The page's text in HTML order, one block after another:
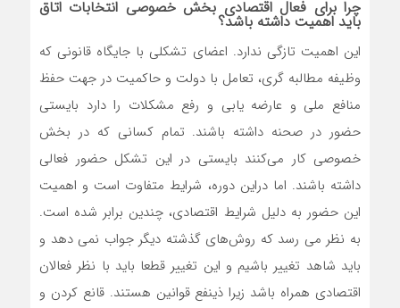
چرا برای فعال اقتصادی بخش خصوصی انتخابات اتاق
باید اهمیت داشته باشد؟
این اهمیت تازگی ندارد. اعضای تشکلی با جایگاه قانونی که
وظیفه مطالبه گری، تعامل با دولت و حاکمیت در جهت حفظ
منافع ملی و عارضه یابی و رفع مشکلات را دارد بایستی
حضور در صحنه داشته باشند. تمام کسانی که در بخش
خصوصی کار می‌کنند بایستی در این تشکل حضور فعالی
داشته باشند. اما دراین دوره، شرایط متفاوت است و اهمیت
این حضور به دلیل شرایط اقتصادی، چندین برابر شده است.
به نظر می رسد که روش‌های گذشته دیگر جواب نمی دهد و
باید شاهد تغییر باشیم و این تغییر قطعا باید با نظر فعالان
اقتصادی همراه باشد زیرا ذینفع قوانین هستند. قانع کردن و